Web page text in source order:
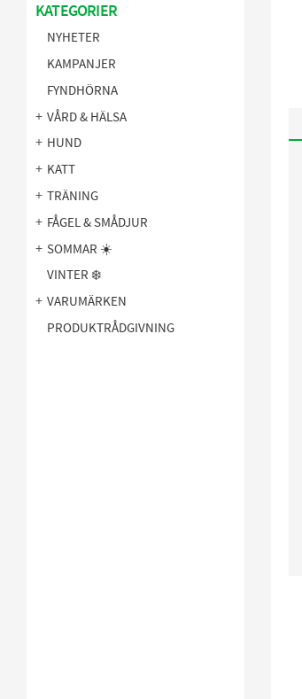
KATEGORIER
NYHETER
KAMPANJER
FYNDHÖRNA
VÅRD & HÄLSA
HUND
KATT
TRÄNING
FÅGEL & SMÅDJUR
SOMMAR ☀️
VINTER ❄️
VARUMÄRKEN
PRODUKTRÅDGIVNING